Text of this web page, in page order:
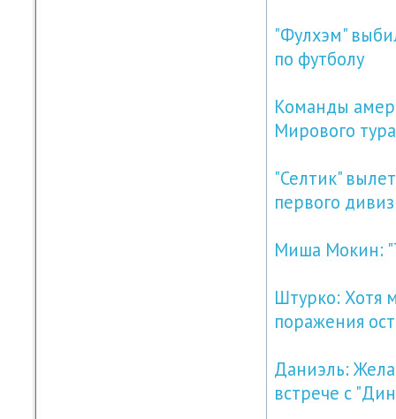
"Фулхэм"
по футболу
Команды
Мирового
"Селтик"
первого
Миша Мокин:
Штурко: Хотя
поражения
Даниэль:
встрече с